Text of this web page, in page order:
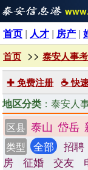
首页 | 人才 | 房产 |
首页 >> 泰安人事
✚ 免费注册 ☕ 快
地区分类 ：泰安人
区县 泰山 岱岳
类型 全部 招聘
房
征婚 交友